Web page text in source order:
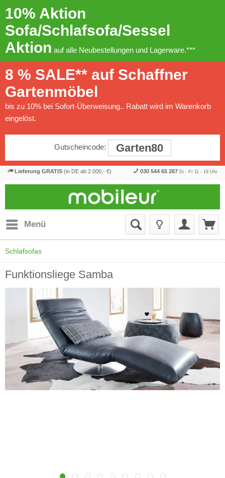
10% Aktion
Sofa/Schlafsofa/Sessel
Aktion auf alle Neubestellungen und Lagerware.***
8 % SALE** auf Schaffner
Gartenmöbel
bis zu 10% bei Sofort-Überweisung.. Rabatt wird im Warenkorb
eingelöst.
Gutscheincode: Garten80
Lieferung GRATIS (in DE ab 2.000,- €) 030 544 65 267 Di - Fr 11 - 19 Uhr
Menü
Schlafsofas
Funktionsliege Samba